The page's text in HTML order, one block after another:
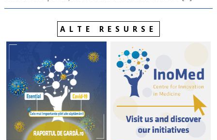
ALTE RESURSE